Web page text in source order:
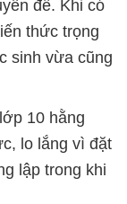
đề. Khi có
thức trọng
sinh vừa cũng
10 hằng
lo lắng vì đặt
lập trong khi